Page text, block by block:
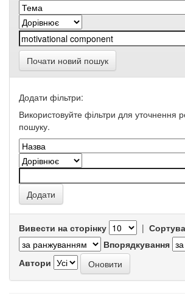
Почати новий пошук
Додати фільтри:
Використовуйте фільтри для уточнення
пошуку.
Вивести на сторінку |
Впорядкування
Автори